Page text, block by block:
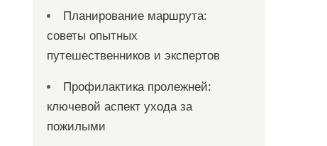
Планирование маршрута:
советы опытных
путешественников и экспертов
Профилактика пролежней:
ключевой аспект ухода за
пожилыми